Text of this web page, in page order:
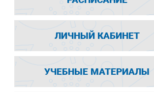
ЛИЧНЫЙ КАБИНЕТ
УЧЕБНЫЕ МАТЕРИАЛЫ